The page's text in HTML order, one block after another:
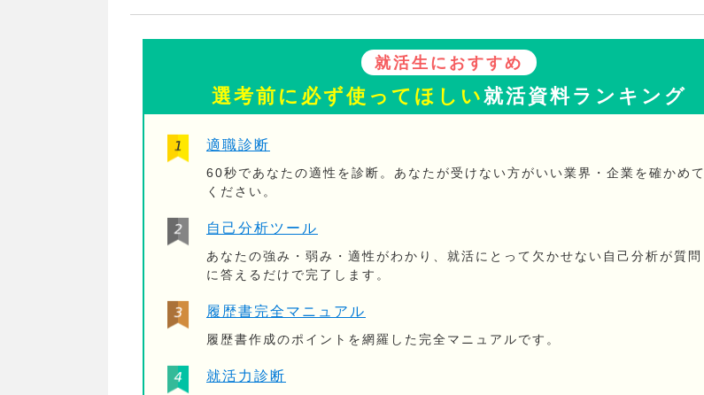
就活生におすすめ
選考前に必ず使ってほしい就活資料ランキング
適職診断
60秒であなたの適性を診断。あなたが受けない方がいい業界・企業を確かめて
ください。
自己分析ツール
あなたの強み・弱み・適性がわかり、就活にとって欠かせない自己分析が質問
に答えるだけで完了します。
履歴書完全マニュアル
履歴書作成のポイントを網羅した完全マニュアルです。
就活力診断